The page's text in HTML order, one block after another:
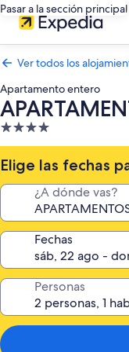
Pasar a la sección principal
Ver todos los
Apartamento entero
Alojamiento
de
4.0 estrellas
Elige las fechas
¿A dónde vas?
Fechas
Personas